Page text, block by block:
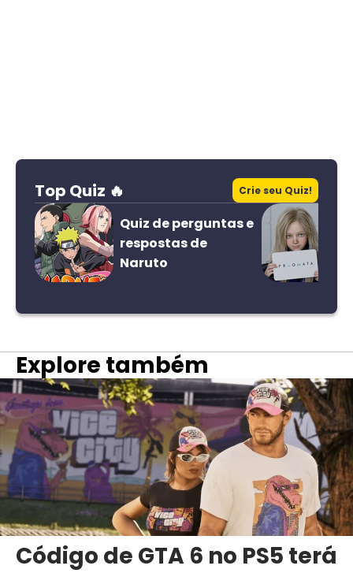
Top Quiz 🔥 Crie seu Quiz!
Quiz de perguntas e
respostas de
Naruto
Explore também
Código de GTA 6 no PS5 terá